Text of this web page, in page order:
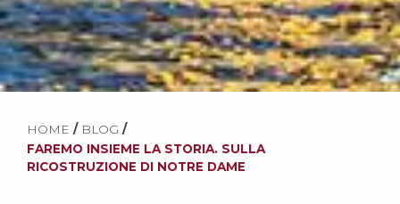
HOME / BLOG /
FAREMO INSIEME LA STORIA. SULLA
RICOSTRUZIONE DI NOTRE DAME